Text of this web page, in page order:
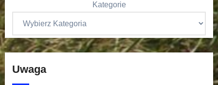
Kategorie
Uwaga